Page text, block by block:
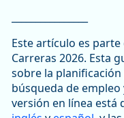
Este artículo es
Carreras 2026. Esta
sobre la
búsqueda de empleo
versión en línea está